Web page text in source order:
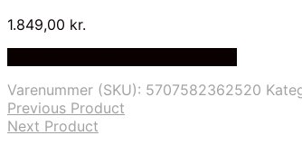
1.849,00 kr.
Varenummer (SKU): 5707582362520
Previous Product
Next Product